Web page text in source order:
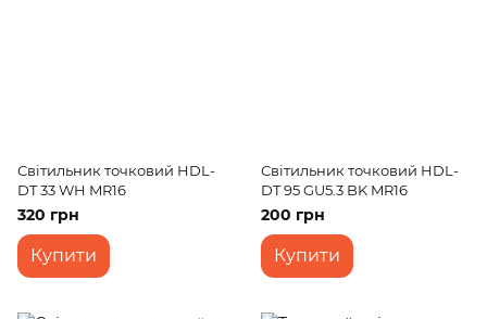
Світильник точковий HDL-
DT 33 WH MR16
320 грн
Купити
Світильник точковий HDL-
DT 95 GU5.3 BK MR16
200 грн
Купити